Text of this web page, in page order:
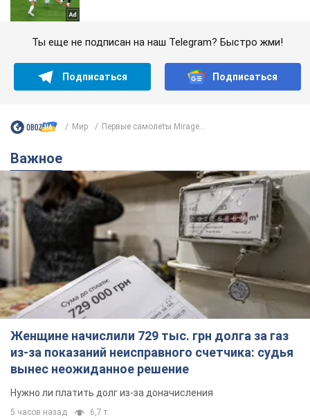
Ты еще не подписан на наш Telegram? Быстро жми!
Подписаться Подписаться
Мир Первые самолеты Mirage...
Важное
Женщине начислили 729 тыс. грн долга за газ
из-за показаний неисправного счетчика: судья
вынес неожиданное решение
Нужно ли платить долг из-за доначисления
5 часов назад 6,7 т.